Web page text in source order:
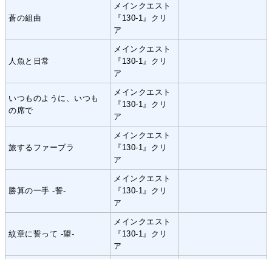
蒼の組曲
メインクエスト
『130-1』クリ
ア
人魚と日常
メインクエスト
『130-1』クリ
ア
いつものように、いつも
の席で
メインクエスト
『130-1』クリ
ア
旅するファーブラ
メインクエスト
『130-1』クリ
ア
勝算の一手 -誓-
メインクエスト
『130-1』クリ
ア
紋章に誓って -望-
メインクエスト
『130-1』クリ
ア